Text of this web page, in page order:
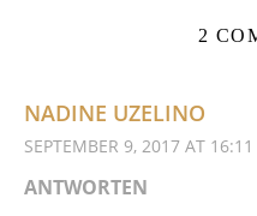
2
NADINE UZELINO
SEPTEMBER 9, 2017 AT 16:11
ANTWORTEN